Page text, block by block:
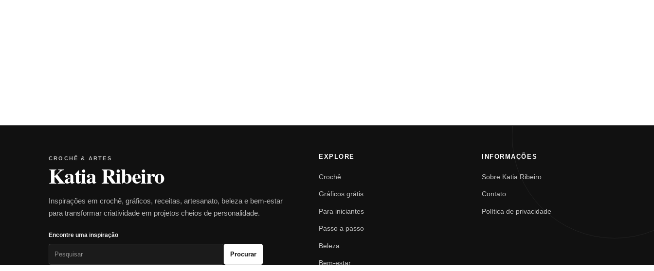
CROCHÊ & ARTES
Katia Ribeiro
Inspirações em crochê, gráficos, receitas, artesanato, beleza e bem-estar
para transformar criatividade em projetos cheios de personalidade.
Encontre uma inspiração
Procurar
EXPLORE
Crochê
Gráficos grátis
Para iniciantes
Passo a passo
Beleza
Bem-estar
INFORMAÇÕES
Sobre Katia Ribeiro
Contato
Política de privacidade